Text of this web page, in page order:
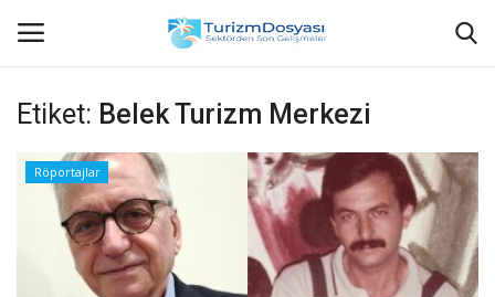
Anasayfa
Bize Ulaşın
Etiket: Belek Turizm Merkezi
Röportajlar